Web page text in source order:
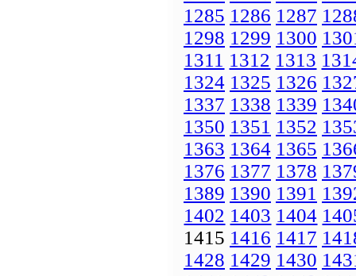
1285 1286 1287
1298 1299 1300
1311 1312 1313
1324 1325 1326
1337 1338 1339
1350 1351 1352
1363 1364 1365
1376 1377 1378
1389 1390 1391
1402 1403 1404
1415 1416 1417
1428 1429 1430